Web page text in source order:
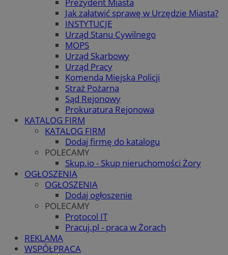
Jak załatwić sprawę w Urzędzie Miasta?
INSTYTUCJE
Urząd Stanu Cywilnego
MOPS
Urząd Skarbowy
Urząd Pracy
Komenda Miejska Policji
Straż Pożarna
Sąd Rejonowy
Prokuratura Rejonowa
KATALOG FIRM
KATALOG FIRM
Dodaj firmę do katalogu
POLECAMY
Skup.io - Skup nieruchomości Żory
OGŁOSZENIA
OGŁOSZENIA
Dodaj ogłoszenie
POLECAMY
Protocol IT
Pracuj.pl - praca w Żorach
REKLAMA
WSPÓŁPRACA